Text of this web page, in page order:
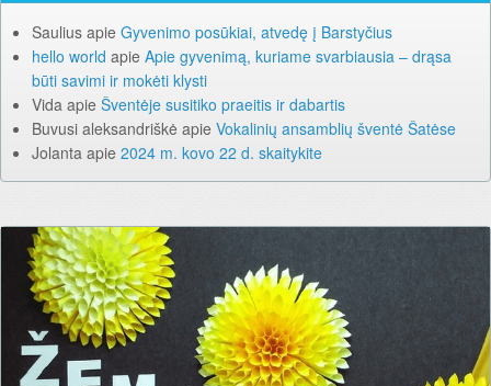
Saulius apie Gyvenimo posūkiai, atvedę į Barstyčius
hello world apie Apie gyvenimą, kuriame svarbiausia – drąsa
būti savimi ir mokėti klysti
Vida apie Šventėje susitiko praeitis ir dabartis
Buvusi aleksandriškė apie Vokalinių ansamblių šventė Šatėse
Jolanta apie 2024 m. kovo 22 d. skaitykite